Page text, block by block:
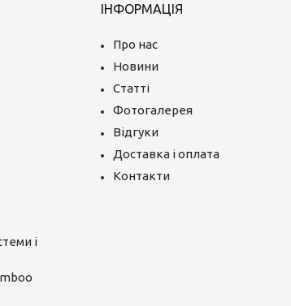
і
ІНФОРМАЦІЯ
Про нас
Новини
Статті
Фотогалерея
Відгуки
Доставка і оплата
Контакти